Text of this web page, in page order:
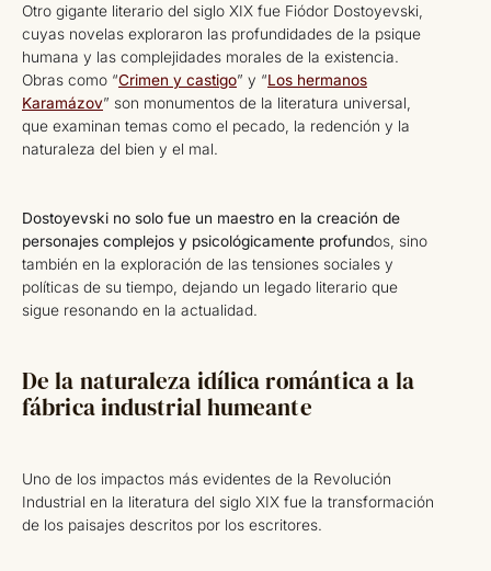
Otro gigante literario del siglo XIX fue Fiódor Dostoyevski,
cuyas novelas exploraron las profundidades de la psique
humana y las complejidades morales de la existencia.
Obras como “Crimen y castigo” y “Los hermanos
Karamázov” son monumentos de la literatura universal,
que examinan temas como el pecado, la redención y la
naturaleza del bien y el mal.
Dostoyevski no solo fue un maestro en la creación de
personajes complejos y psicológicamente profundos, sino
también en la exploración de las tensiones sociales y
políticas de su tiempo, dejando un legado literario que
sigue resonando en la actualidad.
De la naturaleza idílica romántica a la
fábrica industrial humeante
Uno de los impactos más evidentes de la Revolución
Industrial en la literatura del siglo XIX fue la transformación
de los paisajes descritos por los escritores.